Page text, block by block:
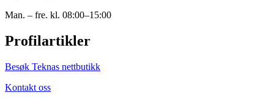
Man. – fre. kl. 08:00–15:00
Profilartikler
Besøk Teknas nettbutikk
Kontakt oss